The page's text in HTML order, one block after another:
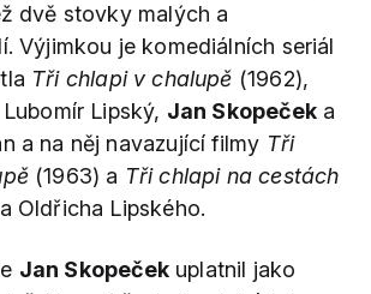
dvě stovky malých a
Výjimkou je komediálních seriál
Tři chlapi v chalupě (1962),
Lipský, Jan Skopečeka
a na něj navazující filmy Tři
(1963) a Tři chlapi na cestách
Oldřicha Lipského.
Jan Skopečekuplatnil jako